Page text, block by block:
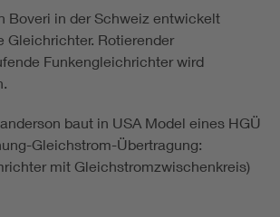
Boveri in der Schweiz entwickelt
Gleichrichter. Rotierender
Funkengleichrichter wird
baut in USA Model eines HGÜ
Gleichstrom-Übertragung:
mit Gleichstromzwischenkreis)